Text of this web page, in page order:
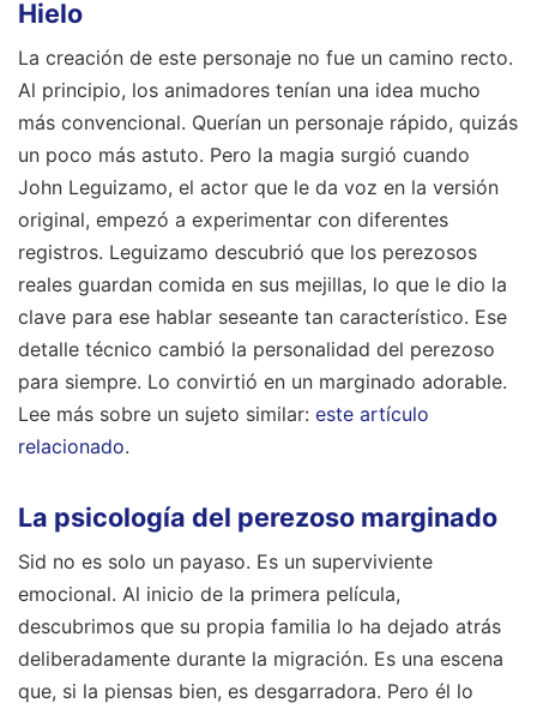
Hielo
La creación de este personaje no fue un camino recto.
Al principio, los animadores tenían una idea mucho
más convencional. Querían un personaje rápido, quizás
un poco más astuto. Pero la magia surgió cuando
John Leguizamo, el actor que le da voz en la versión
original, empezó a experimentar con diferentes
registros. Leguizamo descubrió que los perezosos
reales guardan comida en sus mejillas, lo que le dio la
clave para ese hablar seseante tan característico. Ese
detalle técnico cambió la personalidad del perezoso
para siempre. Lo convirtió en un marginado adorable.
Lee más sobre un sujeto similar: este artículo
relacionado.
La psicología del perezoso marginado
Sid no es solo un payaso. Es un superviviente
emocional. Al inicio de la primera película,
descubrimos que su propia familia lo ha dejado atrás
deliberadamente durante la migración. Es una escena
que, si la piensas bien, es desgarradora. Pero él lo